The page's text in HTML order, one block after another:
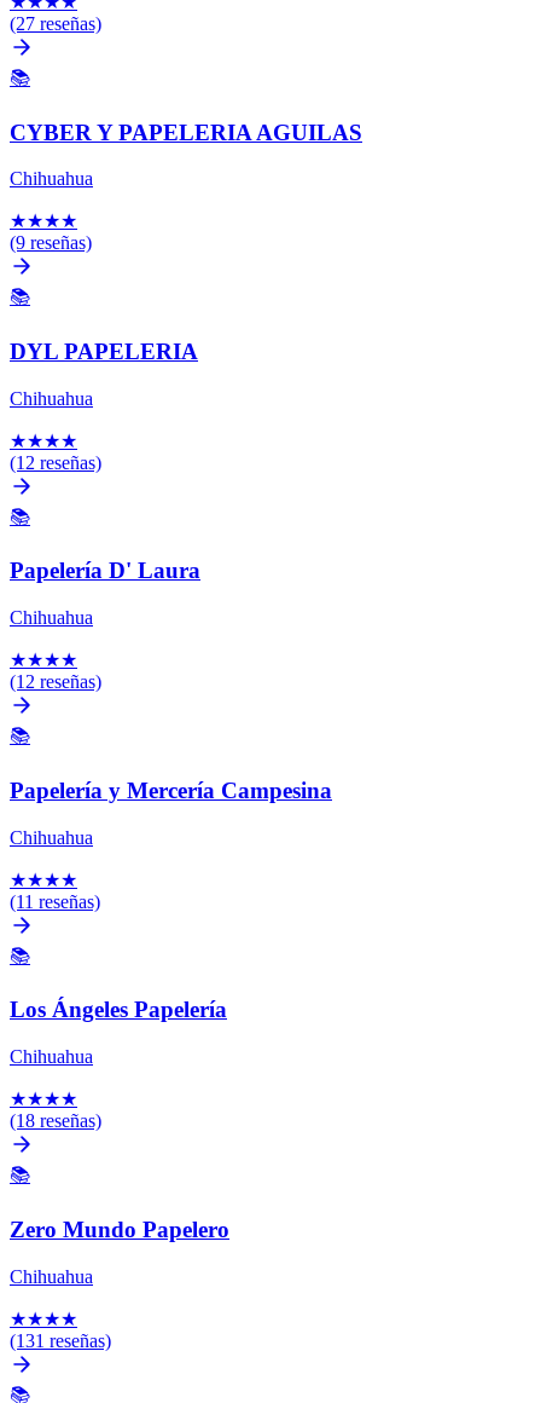
(27 reseñas)
📚
CYBER Y PAPELERIA AGUILAS
Chihuahua
★★★★
(9 reseñas)
📚
DYL PAPELERIA
Chihuahua
★★★★
(12 reseñas)
📚
Papelería D' Laura
Chihuahua
★★★★
(12 reseñas)
📚
Papelería y Mercería Campesina
Chihuahua
★★★★
(11 reseñas)
📚
Los Ángeles Papelería
Chihuahua
★★★★
(18 reseñas)
📚
Zero Mundo Papelero
Chihuahua
★★★★
(131 reseñas)
📚